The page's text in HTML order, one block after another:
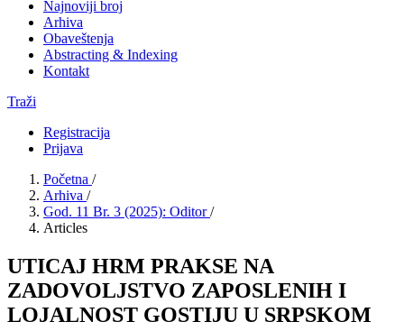
Najnoviji broj
Arhiva
Obaveštenja
Abstracting & Indexing
Kontakt
Traži
Registracija
Prijava
Početna /
Arhiva /
God. 11 Br. 3 (2025): Oditor/
Articles
UTICAJ HRM PRAKSE NA
ZADOVOLJSTVO ZAPOSLENIH I
LOJALNOST GOSTIJU U SRPSKOM